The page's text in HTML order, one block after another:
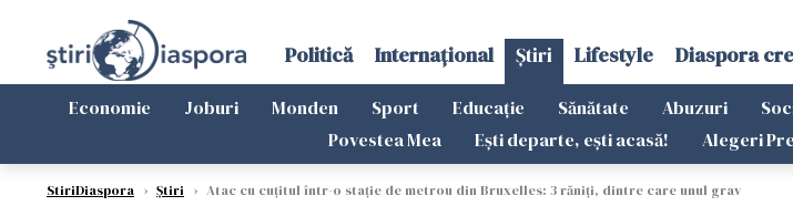
Politică Internațional Știri Lifestyle Diaspora
Economie Joburi Monden Sport Educație Sănătate Abuzuri
Povestea Mea
Ești departe, ești acasă! Alegeri
StiriDiaspora › Știri › Atac cu cuţitul într-o staţie de metrou din Bruxelles: 3 răniţi, dintre care unul grav